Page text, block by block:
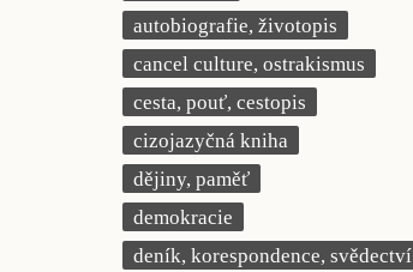
autobiografie, životopis
cancel culture, ostrakismus
cesta, pouť, cestopis
cizojazyčná kniha
dějiny, paměť
demokracie
deník, korespondence, svědectví